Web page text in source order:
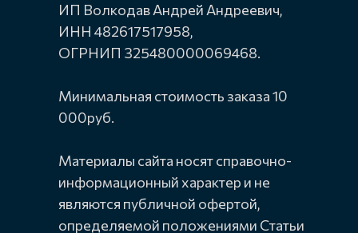
ИП Волкодав Андрей Андреевич,
ИНН 482617517958,
ОГРНИП 325480000069468.
Минимальная стоимость заказа 10
000руб.
Материалы сайта носят справочно-
информационный характер и не
являются публичной офертой,
определяемой положениями Статьи